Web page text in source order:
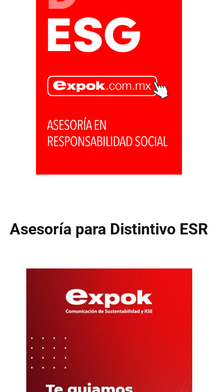
Asesoría para Distintivo ESR